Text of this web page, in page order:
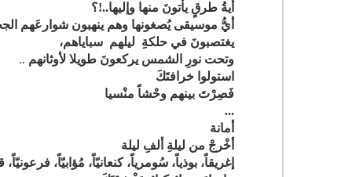
أيةُ طرقٍ يأتونَ منها وإليها..!؟
أيُّ موسيقى يُصغونها وهم ينهبون شوارعَهم
يغتصبونَ في حلكةِ ليلهم سباياهم،
وتحت نورِ الشمس يركعونَ طويلا لأوثانهم ..
استولوا خرافتَكَ
فَصِرْتَ بينهم وحْشاً منْسيا
...
أمانة
أخْرجْ من ليلةِ ألفِ ليلة
إغريقاً، بوذياً، سُومرياً، كنعانيّاً، مُؤابيّاً، فرعونيّاً،